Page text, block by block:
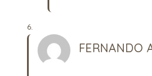
FERNANDO